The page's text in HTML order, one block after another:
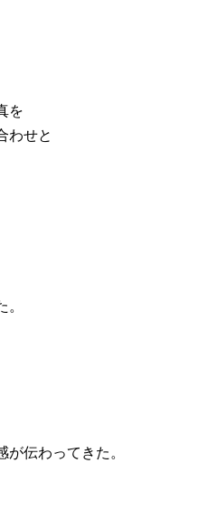
を
わせと
伝わってきた。